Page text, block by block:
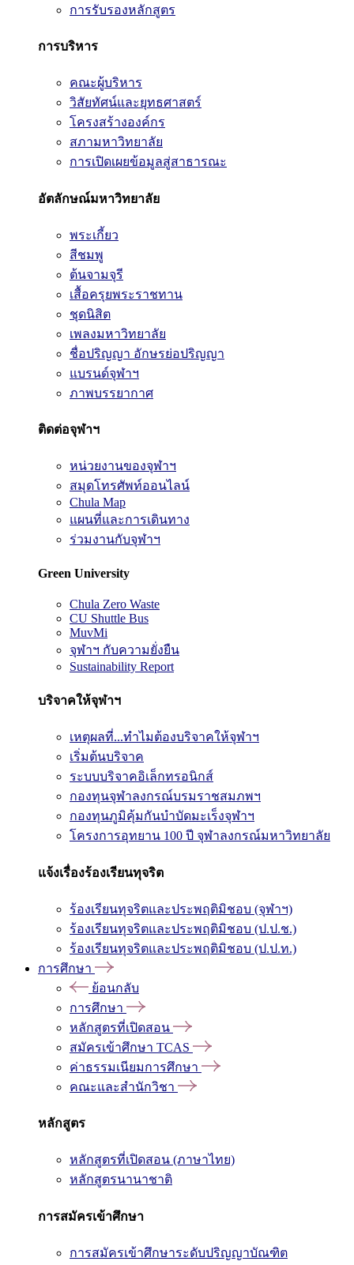
การรับรองหลักสูตร
การบริหาร
คณะผู้บริหาร
วิสัยทัศน์และยุทธศาสตร์
โครงสร้างองค์กร
สภามหาวิทยาลัย
การเปิดเผยข้อมูลสู่สาธารณะ
อัตลักษณ์มหาวิทยาลัย
พระเกี้ยว
สีชมพู
ต้นจามจุรี
เสื้อครุยพระราชทาน
ชุดนิสิต
เพลงมหาวิทยาลัย
ชื่อปริญญา อักษรย่อปริญญา
แบรนด์จุฬาฯ
ภาพบรรยากาศ
ติดต่อจุฬาฯ
หน่วยงานของจุฬาฯ
สมุดโทรศัพท์ออนไลน์
Chula Map
แผนที่และการเดินทาง
ร่วมงานกับจุฬาฯ
Green University
Chula Zero Waste
CU Shuttle Bus
MuvMi
จุฬาฯ กับความยั่งยืน
Sustainability Report
บริจาคให้จุฬาฯ
เหตุผลที่...ทำไมต้องบริจาคให้จุฬาฯ
เริ่มต้นบริจาค
ระบบบริจาคอิเล็กทรอนิกส์
กองทุนจุฬาลงกรณ์บรมราชสมภพฯ
กองทุนภูมิคุ้มกันบำบัดมะเร็งจุฬาฯ
โครงการอุทยาน 100 ปี จุฬาลงกรณ์มหาวิทยาลัย
แจ้งเรื่องร้องเรียนทุจริต
ร้องเรียนทุจริตและประพฤติมิชอบ (จุฬาฯ)
ร้องเรียนทุจริตและประพฤติมิชอบ (ป.ป.ช.)
ร้องเรียนทุจริตและประพฤติมิชอบ (ป.ป.ท.)
การศึกษา
ย้อนกลับ
การศึกษา
หลักสูตรที่เปิดสอน
สมัครเข้าศึกษา TCAS
ค่าธรรมเนียมการศึกษา
คณะและสำนักวิชา
หลักสูตร
หลักสูตรที่เปิดสอน (ภาษาไทย)
หลักสูตรนานาชาติ
การสมัครเข้าศึกษา
การสมัครเข้าศึกษาระดับปริญญาบัณฑิต